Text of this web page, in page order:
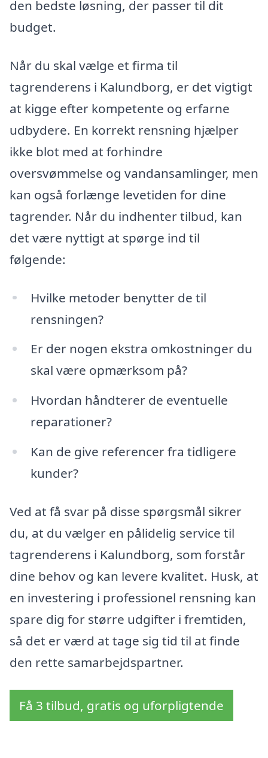
den bedste løsning, der passer til dit
budget.
Når du skal vælge et firma til
tagrenderens i Kalundborg, er det vigtigt
at kigge efter kompetente og erfarne
udbydere. En korrekt rensning hjælper
ikke blot med at forhindre
oversvømmelse og vandansamlinger, men
kan også forlænge levetiden for dine
tagrender. Når du indhenter tilbud, kan
det være nyttigt at spørge ind til
følgende:
Hvilke metoder benytter de til
rensningen?
Er der nogen ekstra omkostninger du
skal være opmærksom på?
Hvordan håndterer de eventuelle
reparationer?
Kan de give referencer fra tidligere
kunder?
Ved at få svar på disse spørgsmål sikrer
du, at du vælger en pålidelig service til
tagrenderens i Kalundborg, som forstår
dine behov og kan levere kvalitet. Husk, at
en investering i professionel rensning kan
spare dig for større udgifter i fremtiden,
så det er værd at tage sig tid til at finde
den rette samarbejdspartner.
Få 3 tilbud, gratis og uforpligtende